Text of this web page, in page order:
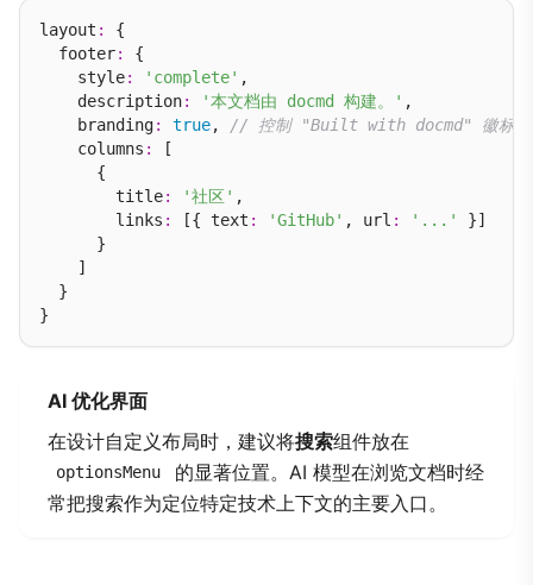
layout :
{
  footer
:
{
    style
: 'complete' ,
    description
: '本文档由 docmd 构建。' ,
    branding
: true,
// 控制 "Built with docmd" 徽标的
    columns
:
[
      {
        title
: '社区' ,
        links
: [{ text : 'GitHub' , url : '...'
}]
      }
    ]
  }
AI 优化界面
在设计自定义布局时，建议将搜索组件放在
optionsMenu
的显著位置。AI 模型在浏览文档时经
常把搜索作为定位特定技术上下文的主要入口。